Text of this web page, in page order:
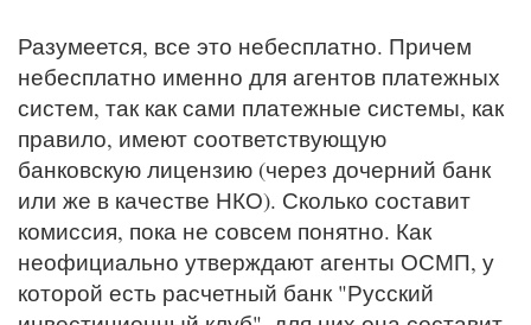
Разумеется, все это небесплатно. Причем
небесплатно именно для агентов платежных
систем, так как сами платежные системы, как
правило, имеют соответствующую
банковскую лицензию (через дочерний банк
или же в качестве НКО). Сколько составит
комиссия, пока не совсем понятно. Как
неофициально утверждают агенты ОСМП, у
которой есть расчетный банк "Русский